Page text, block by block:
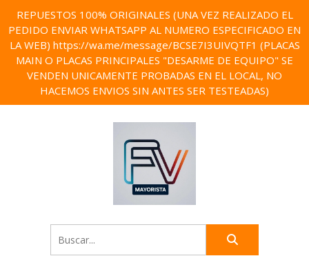
REPUESTOS 100% ORIGINALES (UNA VEZ REALIZADO EL
PEDIDO ENVIAR WHATSAPP AL NUMERO ESPECIFICADO EN
LA WEB) https://wa.me/message/BCSE7I3UIVQTF1 (PLACAS
MAIN O PLACAS PRINCIPALES "DESARME DE EQUIPO" SE
VENDEN UNICAMENTE PROBADAS EN EL LOCAL, NO
HACEMOS ENVIOS SIN ANTES SER TESTEADAS)